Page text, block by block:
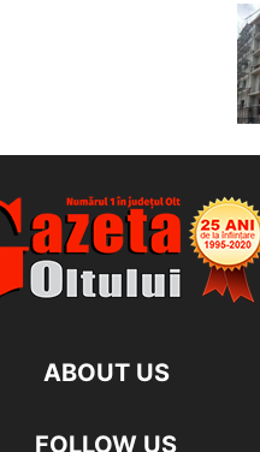
ABOUT US
FOLLOW US